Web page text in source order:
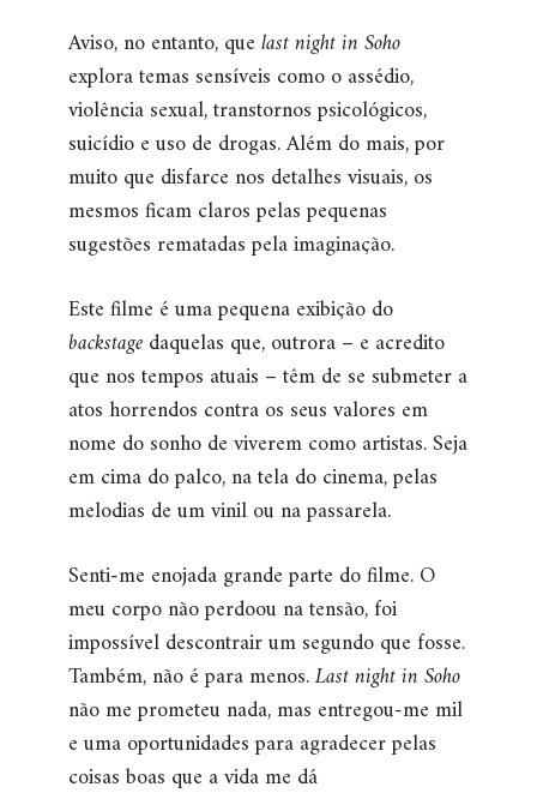
Aviso, no entanto, quelast night in Soho
explora temas sensíveis como o assédio,
violência sexual, transtornos psicológicos,
suicídio e uso de drogas. Além do mais, por
muito que disfarce nos detalhes visuais, os
mesmos ficam claros pelas pequenas
sugestões rematadas pela imaginação.
Este filme é uma pequena exibição do
backstagedaquelas que, outrora – e acredito
que nos tempos atuais – têm de se submeter a
atos horrendos contra os seus valores em
nome do sonho de viverem como artistas. Seja
em cima do palco, na tela do cinema, pelas
melodias de um vinil ou na passarela.
Senti-me enojada grande parte do filme. O
meu corpo não perdoou na tensão, foi
impossível descontrair um segundo que fosse.
Também, não é para menos.Last night in Soho
não me prometeu nada, mas entregou-me mil
e uma oportunidades para agradecer pelas
coisas boas que a vida me dá